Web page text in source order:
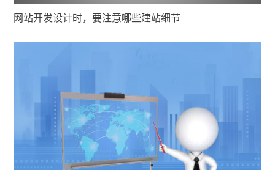
网站开发设计时，要注意哪些建站细节